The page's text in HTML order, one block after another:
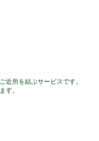
所を結ぶサービスです。
す。